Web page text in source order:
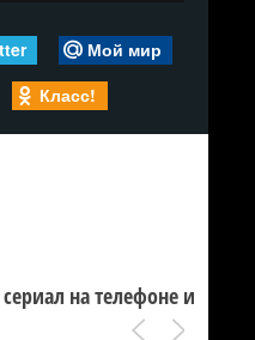
Мой мир
Класс!
на телефоне и